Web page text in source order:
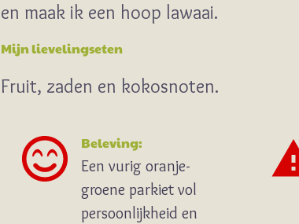
en maak ik een hoop lawaai.
Mijn lievelingseten
Fruit, zaden en kokosnoten.
Beleving:
Een vurig oranje-
groene parkiet vol
persoonlijkheid en